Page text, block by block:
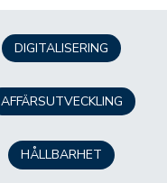
DIGITALISERING
AFFÄRSUTVECKLING
HÅLLBARHET